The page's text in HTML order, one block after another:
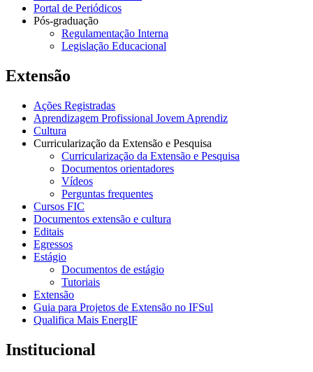
Portal de Periódicos
Pós-graduação
Regulamentação Interna
Legislação Educacional
Extensão
Ações Registradas
Aprendizagem Profissional Jovem Aprendiz
Cultura
Curricularização da Extensão e Pesquisa
Curricularização da Extensão e Pesquisa
Documentos orientadores
Vídeos
Perguntas frequentes
Cursos FIC
Documentos extensão e cultura
Editais
Egressos
Estágio
Documentos de estágio
Tutoriais
Extensão
Guia para Projetos de Extensão no IFSul
Qualifica Mais EnergIF
Institucional